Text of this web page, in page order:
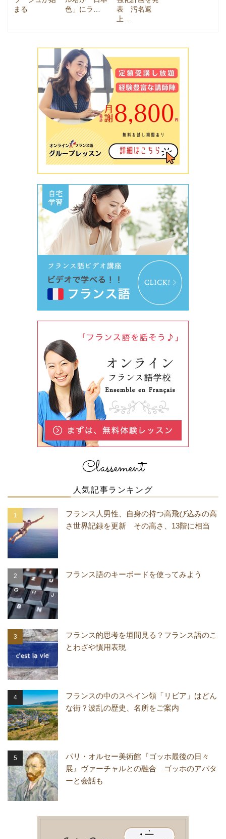
まる
色」にラ…
表 汚名返
上…
Classement
人気記事ランキング
フランス人男性、自身の持つ高飛び込みの高
さ世界記録を更新 その高さ、13階に相当
フランス語のキーボードを使ってみよう
フランス的思考を垣間見る？フランス語のこ
とわざや慣用表現
フランスの中のスペイン領「リビア」はどん
な街？波乱の歴史、名所をご案内
パリ・オルセー美術館『ゴッホ最後の日々
展』ヴァーチャルとの融合 ゴッホのアバタ
ーと会話も